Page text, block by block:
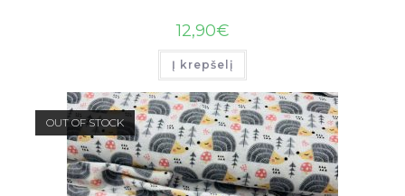
12,90€
Į krepšelį
OUT OF STOCK